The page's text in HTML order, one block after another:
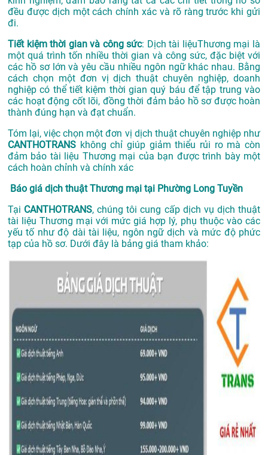
đều được dịch một cách chính xác và rõ ràng trước khi gửi
đi.
Tiết kiệm thời gian và công sức: Dịch tài liệuThương mại là
một quá trình tốn nhiều thời gian và công sức, đặc biệt với
các hồ sơ lớn và yêu cầu nhiều ngôn ngữ khác nhau. Bằng
cách chọn một đơn vị dịch thuật chuyên nghiệp, doanh
nghiệp có thể tiết kiệm thời gian quý báu để tập trung vào
các hoạt động cốt lõi, đồng thời đảm bảo hồ sơ được hoàn
thành đúng hạn và đạt chuẩn.
Tóm lại, việc chọn một đơn vị dịch thuật chuyên nghiệp như
CANTHOTRANS không chỉ giúp giảm thiểu rủi ro mà còn
đảm bảo tài liệu Thương mại của bạn được trình bày một
cách hoàn chỉnh và chính xác
Báo giá dịch thuật Thương mại tại Phường Long Tuyền
Tại CANTHOTRANS, chúng tôi cung cấp dịch vụ dịch thuật
tài liệu Thương mại với mức giá hợp lý, phụ thuộc vào các
yếu tố như độ dài tài liệu, ngôn ngữ dịch và mức độ phức
tạp của hồ sơ. Dưới đây là bảng giá tham khảo: